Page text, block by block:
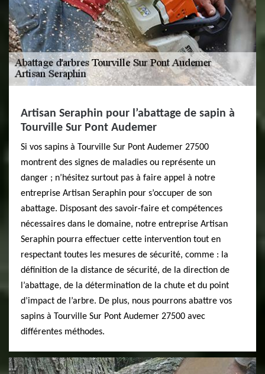
Artisan Seraphin pour l’abattage de sapin à
Tourville Sur Pont Audemer
Si vos sapins à Tourville Sur Pont Audemer 27500
montrent des signes de maladies ou représente un
danger ; n’hésitez surtout pas à faire appel à notre
entreprise Artisan Seraphin pour s’occuper de son
abattage. Disposant des savoir-faire et compétences
nécessaires dans le domaine, notre entreprise Artisan
Seraphin pourra effectuer cette intervention tout en
respectant toutes les mesures de sécurité, comme : la
définition de la distance de sécurité, de la direction de
l’abattage, de la détermination de la chute et du point
d’impact de l’arbre. De plus, nous pourrons abattre vos
sapins à Tourville Sur Pont Audemer 27500 avec
différentes méthodes.